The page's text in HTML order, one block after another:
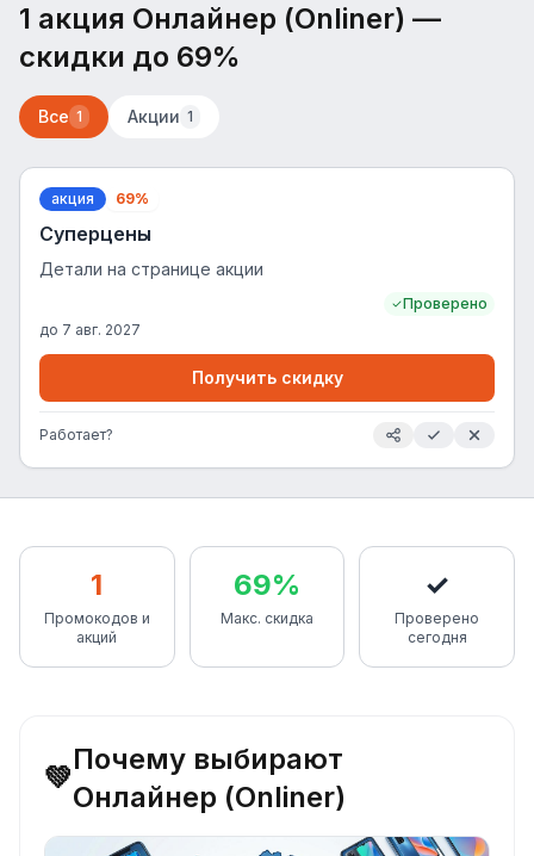
1 акция Онлайнер (Onliner) —
скидки до 69%
Все 1 Акции 1
акция 69%
Суперцены
Детали на странице акции
Проверено
до 7 авг. 2027
Получить скидку
Работает?
1
Промокодов и
акций
69%
Макс. скидка
✓
Проверено
сегодня
💚
Почему выбирают
Онлайнер (Onliner)